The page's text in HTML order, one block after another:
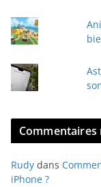
Commentaires
Rudy dans
iPhone ?